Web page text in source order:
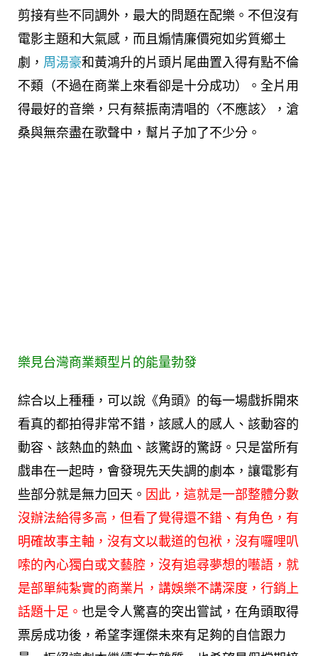
剪接有些不同調外，最大的問題在配樂。不但沒有
電影主題和大氣感，而且煽情廉價宛如劣質鄉土
劇， 周湯豪和黃鴻升的片頭片尾曲置入得有點不倫
不類（不過在商業上來看卻是十分成功）。全片用
得最好的音樂，只有蔡振南清唱的〈不應該〉，滄
桑與無奈盡在歌聲中，幫片子加了不少分。
樂見台灣商業類型片的能量勃發
綜合以上種種，可以說《角頭》的每一場戲拆開來
看真的都拍得非常不錯，該感人的感人、該動容的
動容、該熱血的熱血、該驚訝的驚訝。只是當所有
戲串在一起時，會發現先天失調的劇本，讓電影有
些部分就是無力回天。 因此，這就是一部整體分數
沒辦法給得多高，但看了覺得還不錯、有角色，有
明確故事主軸，沒有文以載道的包袱，沒有囉哩叭
嗦的內心獨白或文藝腔，沒有追尋夢想的囈語，就
是部單純紮實的商業片，講娛樂不講深度，行銷上
話題十足。 也是令人驚喜的突出嘗試，在角頭取得
票房成功後，希望李運傑未來有足夠的自信跟力